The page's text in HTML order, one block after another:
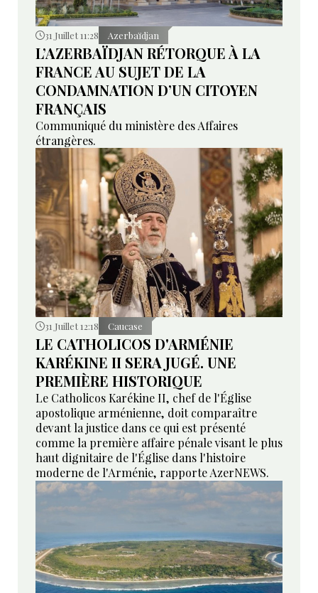
31 Juillet 11:28 Azerbaïdjan
L’AZERBAÏDJAN RÉTORQUE À LA
FRANCE AU SUJET DE LA
CONDAMNATION D’UN CITOYEN
FRANÇAIS
Communiqué du ministère des Affaires
étrangères.
31 Juillet 12:18 Caucase
LE CATHOLICOS D'ARMÉNIE
KARÉKINE II SERA JUGÉ. UNE
PREMIÈRE HISTORIQUE
Le Catholicos Karékine II, chef de l'Église
apostolique arménienne, doit comparaître
devant la justice dans ce qui est présenté
comme la première affaire pénale visant le plus
haut dignitaire de l'Église dans l'histoire
moderne de l'Arménie, rapporte AzerNEWS.